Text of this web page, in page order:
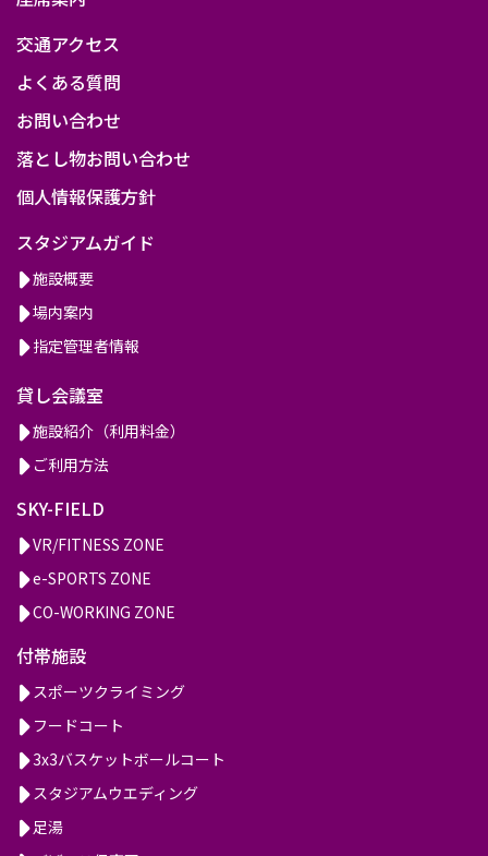
交通アクセス
よくある質問
お問い合わせ
落とし物お問い合わせ
個人情報保護方針
スタジアムガイド
施設概要
場内案内
指定管理者情報
貸し会議室
施設紹介（利用料金）
ご利用方法
SKY-FIELD
VR/FITNESS ZONE
e-SPORTS ZONE
CO-WORKING ZONE
付帯施設
スポーツクライミング
フードコート
3x3バスケットボールコート
スタジアムウエディング
足湯